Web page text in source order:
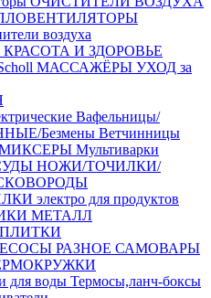
воздуха
КРАСОТА И ЗДОРОВЬЕ
МАССАЖЁРЫ УХОД за
Вафельницы/
Безмены Ветчинницы
Мультиварки
НОЖИ/ТОЧИЛКИ/
электро для продуктов
МЕТАЛЛ
РАЗНОЕ САМОВАРЫ
для воды Термосы,ланч-боксы